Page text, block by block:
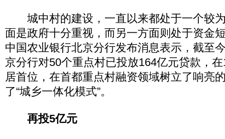
城中村的建设，一直以来都处于一个较
面是政府十分重视，而另一方面则处于资金
中国农业银行北京分行发布消息表示，截至
京分行对50个重点村已投放164亿元贷款，
居首位，在首都重点村融资领域树立了响亮
了“城乡一体化模式”。
再投5亿元